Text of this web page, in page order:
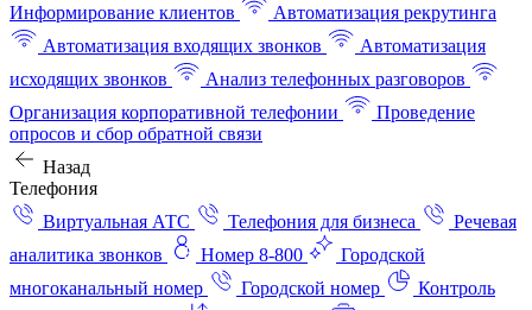
Информирование клиентов
Автоматизация рекрутинга
Автоматизация входящих звонков
Автоматизация
исходящих звонков
Анализ телефонных разговоров
Организация корпоративной телефонии
Проведение
опросов и сбор обратной связи
Назад
Телефония
Виртуальная АТС
Телефония для бизнеса
Речевая
аналитика звонков
Номер 8-800
Городской
многоканальный номер
Городской номер
Контроль